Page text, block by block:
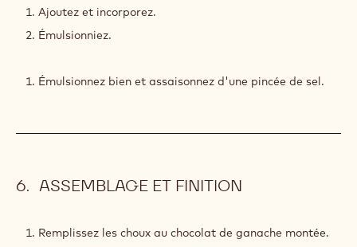
AU
CHOCOLAT
Ajoutez et incorporez.
Émulsionniez.
Émulsionnez bien et assaisonnez d'une pincée de sel.
ASSEMBLAGE ET FINITION
Remplissez les choux au chocolat de ganache montée.